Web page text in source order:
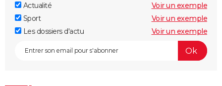
Actualité
Voir un exemple
Sport
Voir un exemple
Les dossiers d'actu
Voir un exemple